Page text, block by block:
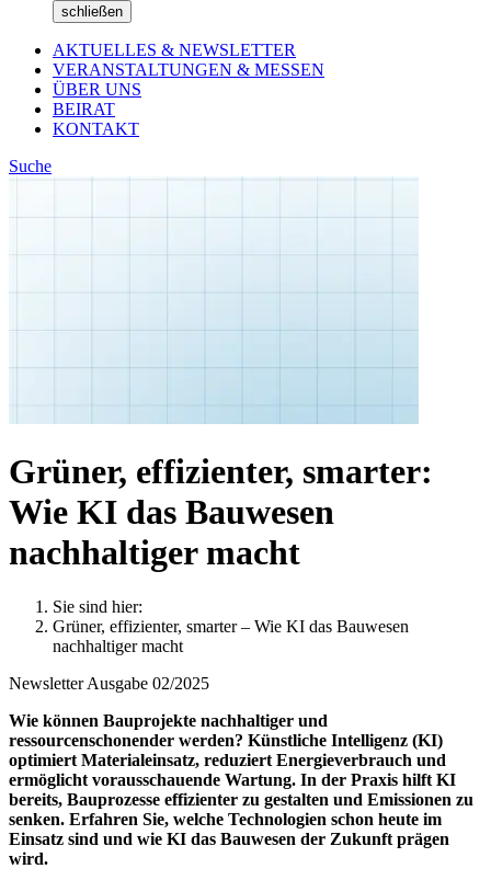
schließen
AKTUELLES & NEWSLETTER
VERANSTALTUNGEN & MESSEN
ÜBER UNS
BEIRAT
KONTAKT
Suche
Grüner, effizienter, smarter:
Wie KI das Bauwesen
nachhaltiger macht
Sie sind hier:
Grüner, effizienter, smarter – Wie KI das Bauwesen
nachhaltiger macht
Newsletter Ausgabe 02/2025
Wie können Bauprojekte nachhaltiger und
ressourcenschonender werden? Künstliche Intelligenz (KI)
optimiert Materialeinsatz, reduziert Energieverbrauch und
ermöglicht vorausschauende Wartung. In der Praxis hilft KI
bereits, Bauprozesse effizienter zu gestalten und Emissionen zu
senken. Erfahren Sie, welche Technologien schon heute im
Einsatz sind und wie KI das Bauwesen der Zukunft prägen
wird.